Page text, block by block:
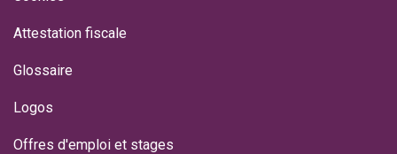
Attestation fiscale
Glossaire
Logos
Offres d'emploi et stages